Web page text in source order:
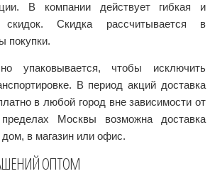
В компании действует гибкая и
скидок. Скидка рассчитывается в
покупки.
упаковывается, чтобы исключить
В период акций доставка
в любой город вне зависимости от
Москвы возможна доставка
в магазин или офис.
ОПТОМ